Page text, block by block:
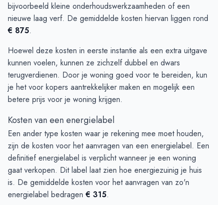
bijvoorbeeld kleine onderhoudswerkzaamheden of een
nieuwe laag verf. De gemiddelde kosten hiervan liggen rond
€ 875.
Hoewel deze kosten in eerste instantie als een extra uitgave
kunnen voelen, kunnen ze zichzelf dubbel en dwars
terugverdienen. Door je woning goed voor te bereiden, kun
je het voor kopers aantrekkelijker maken en mogelijk een
betere prijs voor je woning krijgen.
Kosten van een energielabel
Een ander type kosten waar je rekening mee moet houden,
zijn de kosten voor het aanvragen van een energielabel. Een
definitief energielabel is verplicht wanneer je een woning
gaat verkopen. Dit label laat zien hoe energiezuinig je huis
is. De gemiddelde kosten voor het aanvragen van zo'n
energielabel bedragen € 315.